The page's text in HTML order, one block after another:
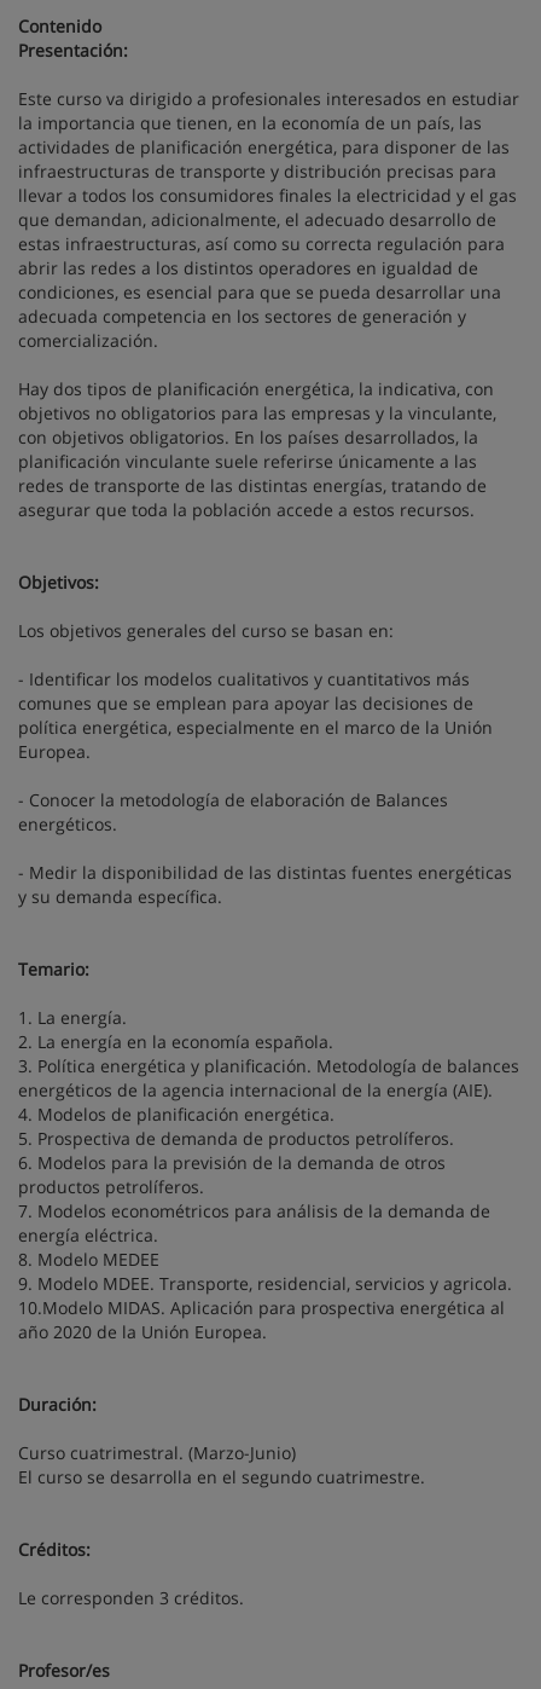
Contenido
Presentación:
Este curso va dirigido a profesionales interesados en estudiar
la importancia que tienen, en la economía de un país, las
actividades de planificación energética, para disponer de las
infraestructuras de transporte y distribución precisas para
llevar a todos los consumidores finales la electricidad y el gas
que demandan, adicionalmente, el adecuado desarrollo de
estas infraestructuras, así como su correcta regulación para
abrir las redes a los distintos operadores en igualdad de
condiciones, es esencial para que se pueda desarrollar una
adecuada competencia en los sectores de generación y
comercialización.
Hay dos tipos de planificación energética, la indicativa, con
objetivos no obligatorios para las empresas y la vinculante,
con objetivos obligatorios. En los países desarrollados, la
planificación vinculante suele referirse únicamente a las
redes de transporte de las distintas energías, tratando de
asegurar que toda la población accede a estos recursos.
Objetivos:
Los objetivos generales del curso se basan en:
- Identificar los modelos cualitativos y cuantitativos más
comunes que se emplean para apoyar las decisiones de
política energética, especialmente en el marco de la Unión
Europea.
- Conocer la metodología de elaboración de Balances
energéticos.
- Medir la disponibilidad de las distintas fuentes energéticas
y su demanda específica.
Temario:
1. La energía.
2. La energía en la economía española.
3. Política energética y planificación. Metodología de balances
energéticos de la agencia internacional de la energía (AIE).
4. Modelos de planificación energética.
5. Prospectiva de demanda de productos petrolíferos.
6. Modelos para la previsión de la demanda de otros
productos petrolíferos.
7. Modelos econométricos para análisis de la demanda de
energía eléctrica.
8. Modelo MEDEE
9. Modelo MDEE. Transporte, residencial, servicios y agricola.
10.Modelo MIDAS. Aplicación para prospectiva energética al
año 2020 de la Unión Europea.
Duración:
Curso cuatrimestral. (Marzo-Junio)
El curso se desarrolla en el segundo cuatrimestre.
Créditos:
Le corresponden 3 créditos.
Profesor/es